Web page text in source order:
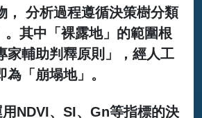
， 分析過程遵循決策樹分類
。其中「裸露地」的範圍根
家輔助判釋原則」，經人工
為「崩塌地」。
NDVI、SI、Gn等指標的決